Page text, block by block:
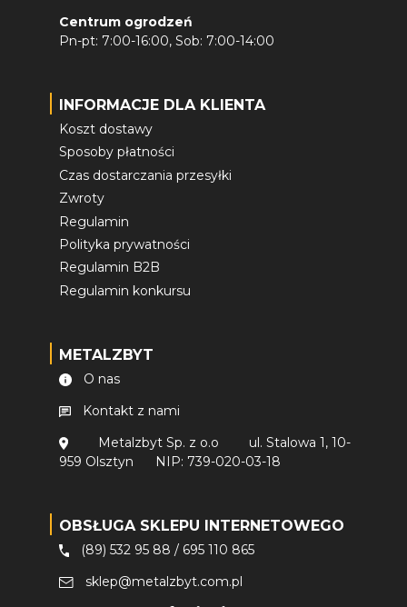
Centrum ogrodzeń
Pn-pt: 7:00-16:00, Sob: 7:00-14:00
INFORMACJE DLA KLIENTA
Koszt dostawy
Sposoby płatności
Czas dostarczania przesyłki
Zwroty
Regulamin
Polityka prywatności
Regulamin B2B
Regulamin konkursu
METALZBYT
O nas
Kontakt z nami
Metalzbyt Sp. z o.o
ul. Stalowa 1, 10-
959 Olsztyn
NIP: 739-020-03-18
OBSŁUGA SKLEPU INTERNETOWEGO
(89) 532 95 88 / 695 110 865
sklep@metalzbyt.com.pl